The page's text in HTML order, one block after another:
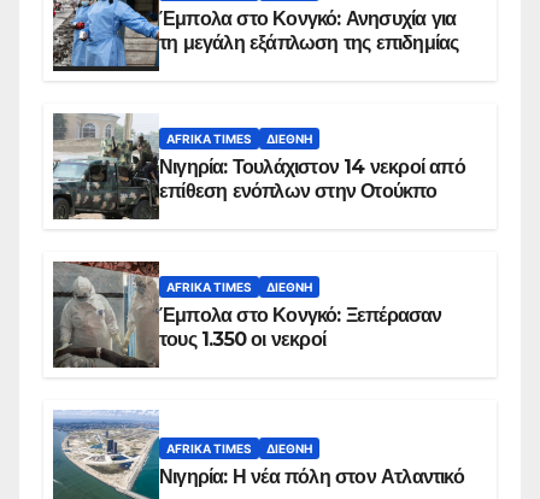
Έμπολα στο Κονγκό: Ανησυχία για
τη μεγάλη εξάπλωση της επιδημίας
AFRIKA TIMES ΔΙΕΘΝΉ
Νιγηρία: Τουλάχιστον 14 νεκροί από
επίθεση ενόπλων στην Οτούκπο
AFRIKA TIMES ΔΙΕΘΝΉ
Έμπολα στο Κονγκό: Ξεπέρασαν
τους 1.350 οι νεκροί
AFRIKA TIMES ΔΙΕΘΝΉ
Νιγηρία: Η νέα πόλη στον Ατλαντικό